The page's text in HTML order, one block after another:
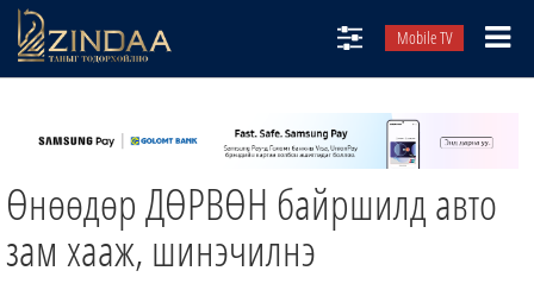
Mobile TV
ТВ8
ӨГЛӨӨНИЙ СОНИН
АУДИО ЗОХИОЛ
Өнөөдөр ДӨРВӨН байршилд авто
зам хааж, шинэчилнэ